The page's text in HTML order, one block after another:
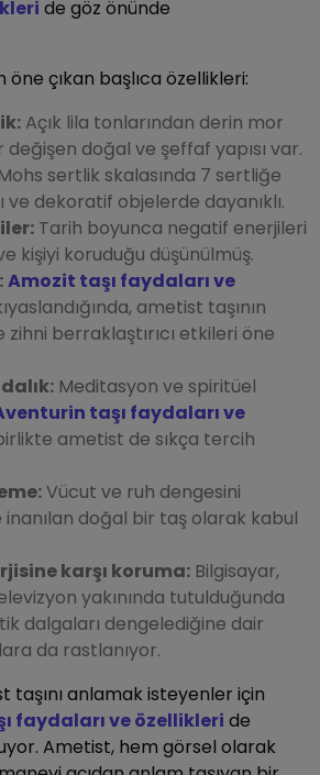
de göz önünde
öne çıkan başlıca özellikleri:
Açık lila tonlarından derin mor
doğal ve şeffaf yapısı var.
Mohs sertlik skalasında 7 sertliğe
ve dekoratif objelerde dayanıklı.
Tarih boyunca negatif enerjileri
kişiyi koruduğu düşünülmüş.
Amozit taşı faydaları ve
ametist taşının
berraklaştırıcı etkileri öne
Meditasyon ve spiritüel
taşı faydaları ve
ametist de sıkça tercih
Vücut ve ruh dengesini
doğal bir taş olarak kabul
karşı koruma: Bilgisayar,
yakınında tutulduğunda
dalgaları dengelediğine dair
da rastlanıyor.
taşını anlamak isteyenler için
faydaları ve özellikleri de
Ametist, hem görsel olarak